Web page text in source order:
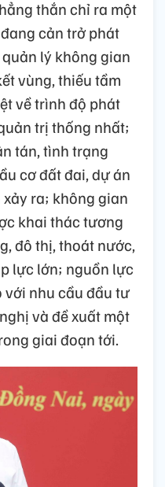
thắn chỉ ra một
cản trở phát
lý không gian
vùng, thiếu tầm
về trình độ phát
trị thống nhất;
tán, tình trạng
cơ đất đai, dự án
ra; không gian
khai thác tương
đô thị, thoát nước,
lực lớn; nguồn lực
với nhu cầu đầu tư
và đề xuất một
giai đoạn tới.